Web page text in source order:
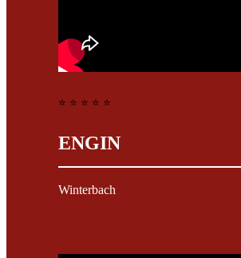
⭐ ⭐ ⭐ ⭐ ⭐
ENGIN
Winterbach